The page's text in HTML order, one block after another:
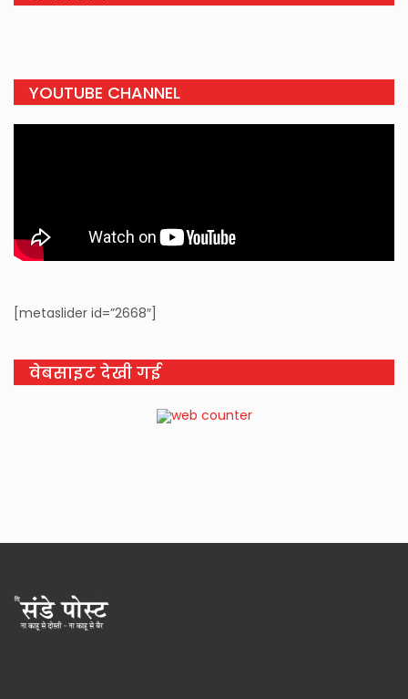
YOUTUBE CHANNEL
[metaslider id=”2668″]
वेबसाइट देखी गई